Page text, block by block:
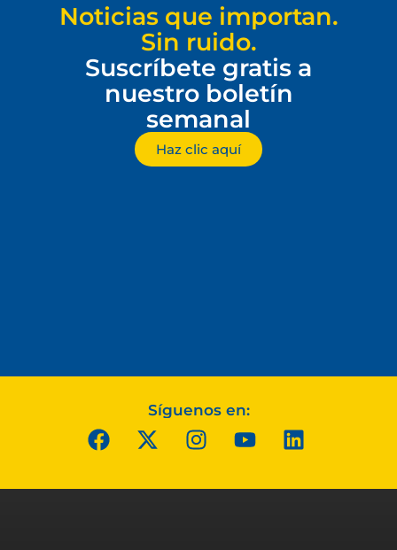
Noticias que importan.
Sin ruido.
Suscríbete gratis a
nuestro boletín
semanal
Haz clic aquí
Síguenos en: